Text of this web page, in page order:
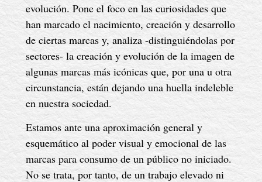
evolución. Pone el foco en las curiosidades que
han marcado el nacimiento, creación y desarrollo
de ciertas marcas y, analiza -distinguiéndolas por
sectores- la creación y evolución de la imagen de
algunas marcas más icónicas que, por una u otra
circunstancia, están dejando una huella indeleble
en nuestra sociedad.
Estamos ante una aproximación general y
esquemático al poder visual y emocional de las
marcas para consumo de un público no iniciado.
No se trata, por tanto, de un trabajo elevado ni